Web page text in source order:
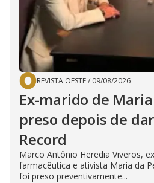
REVISTA OESTE/ 09/08/2026
Ex-marido de
preso depois de
Record
Marco Antônio Heredia Viveros,
farmacêutica e ativista Maria da
foi preso preventivamente...